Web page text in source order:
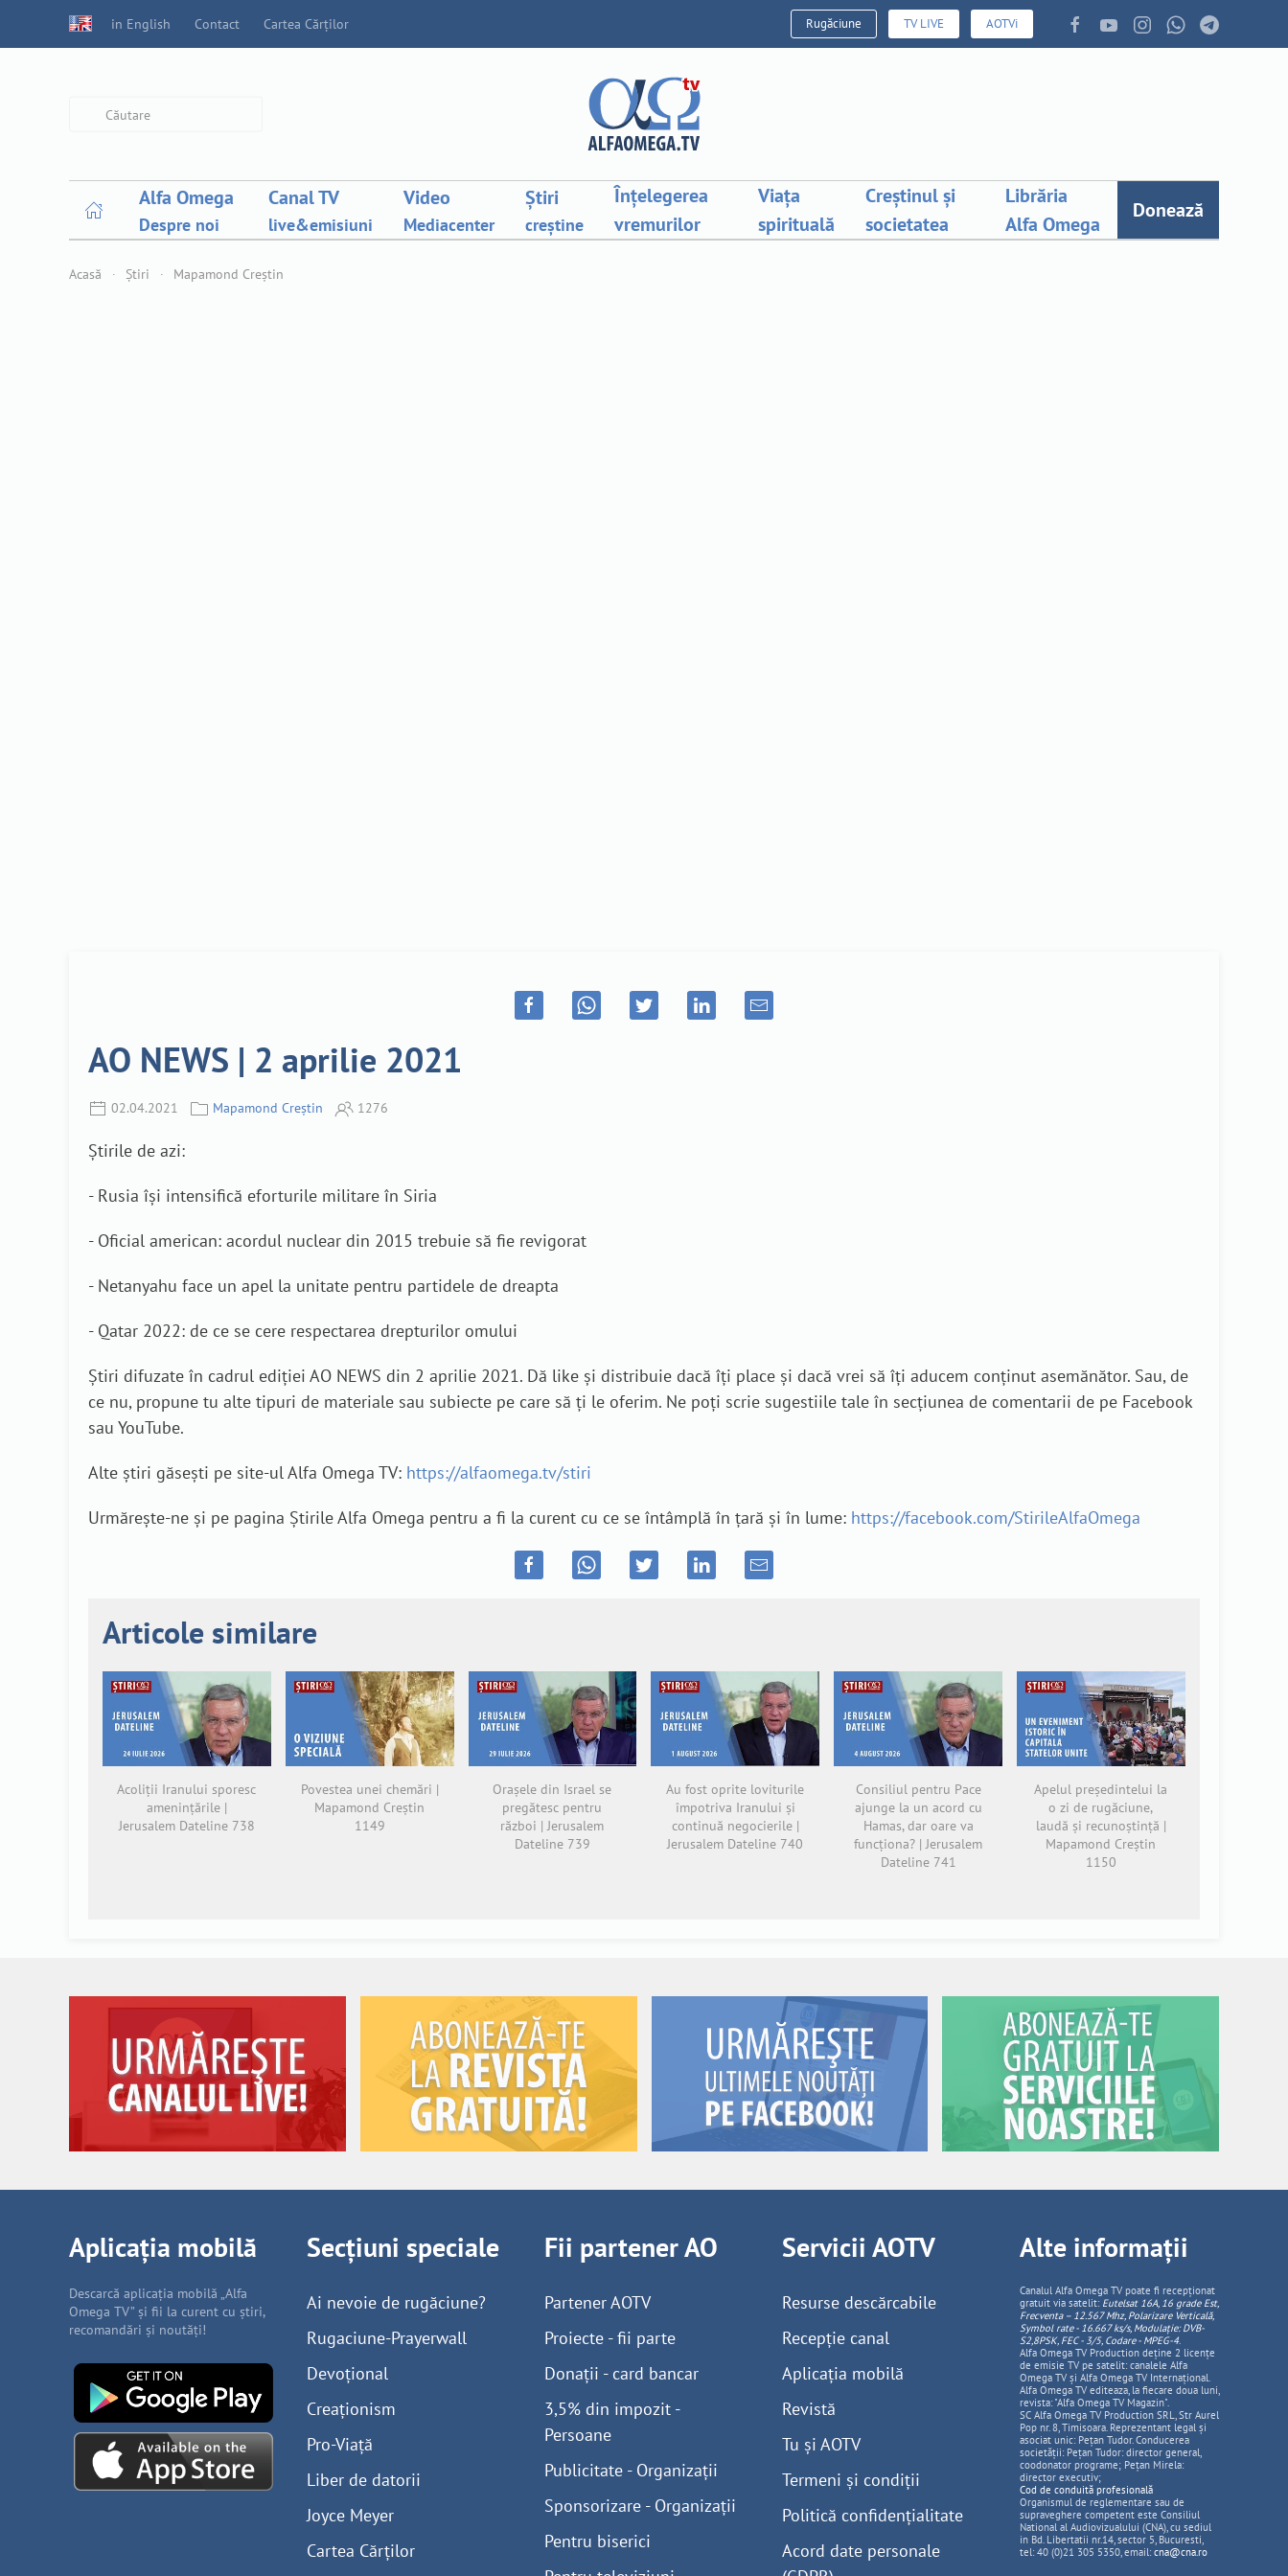
in English Contact Cartea Cărților Rugăciune TV LIVE AOTVi
Alfa Omega
Despre noi
Canal TV
live&emisiuni
Video
Mediacenter
Știri
creștine
Înțelegerea
vremurilor
Viața
spirituală
Creștinul și
societatea
Librăria
Alfa Omega
Donează
Acasă Știri Mapamond Creștin
AO NEWS | 2 aprilie 2021
02.04.2021 Mapamond Creștin 1276
Știrile de azi:
- Rusia își intensifică eforturile militare în Siria
- Oficial american: acordul nuclear din 2015 trebuie să fie revigorat
- Netanyahu face un apel la unitate pentru partidele de dreapta
- Qatar 2022: de ce se cere respectarea drepturilor omului
Știri difuzate în cadrul ediției AO NEWS din 2 aprilie 2021. Dă like și distribuie dacă îți place și dacă vrei să îți aducem conținut asemănător. Sau, de
ce nu, propune tu alte tipuri de materiale sau subiecte pe care să ți le oferim. Ne poți scrie sugestiile tale în secțiunea de comentarii de pe Facebook
sau YouTube.
Alte știri găsești pe site-ul Alfa Omega TV: https://alfaomega.tv/stiri
Urmărește-ne și pe pagina Știrile Alfa Omega pentru a fi la curent cu ce se întâmplă în țară și în lume: https://facebook.com/StirileAlfaOmega
Articole similare
Acoliții Iranului sporesc
amenințările |
Jerusalem Dateline 738
Povestea unei chemări |
Mapamond Creștin
1149
Orașele din Israel se
pregătesc pentru
război | Jerusalem
Dateline 739
Au fost oprite loviturile
împotriva Iranului și
continuă negocierile |
Jerusalem Dateline 740
Consiliul pentru Pace
ajunge la un acord cu
Hamas, dar oare va
funcționa? | Jerusalem
Dateline 741
Apelul președintelui la
o zi de rugăciune,
laudă și recunoștință |
Mapamond Creștin
1150
Aplicația mobilă
Descarcă aplicația mobilă „Alfa
Omega TV” și fii la curent cu știri,
recomandări și noutăți!
Secțiuni speciale
Ai nevoie de rugăciune?
Rugaciune-Prayerwall
Devoțional
Creaționism
Pro-Viață
Liber de datorii
Joyce Meyer
Cartea Cărților
Fii partener AO
Partener AOTV
Proiecte - fii parte
Donații - card bancar
3,5% din impozit -
Persoane
Publicitate - Organizații
Sponsorizare - Organizații
Pentru biserici
Servicii AOTV
Resurse descărcabile
Recepție canal
Aplicația mobilă
Revistă
Tu și AOTV
Termeni și condiții
Politică confidențialitate
Acord date personale
Alte informații
Canalul Alfa Omega TV poate fi recepționat
gratuit via satelit: Eutelsat 16A, 16 grade Est,
Frecventa – 12.567 Mhz, PolarizareVerticală,
Symbol rate - 16.667 ks/s, Modulație: DVB-
S2,8PSK, FEC - 3/5, Codare - MPEG-4.
Alfa Omega TV Production deține 2 licențe
de emisie TV pe satelit: canalele Alfa
Omega TV și Alfa Omega TV Internațional.
Alfa Omega TV editeaza, la fiecare doua luni,
revista: "Alfa Omega TV Magazin".
SC Alfa Omega TV Production SRL, Str Aurel
Pop nr. 8, Timisoara. Reprezentant legal și
asociat unic: Pețan Tudor. Conducerea
societății: Pețan Tudor: director general,
coodonator programe; Pețan Mirela:
director executiv;
Cod de conduită profesională
Organismul de reglementare sau de
supraveghere competent este Consiliul
National al Audiovizualului (CNA), cu sediul
in Bd. Libertatii nr.14, sector 5, Bucuresti,
tel: 40 (0)21 305 5350, email: cna@cna.ro